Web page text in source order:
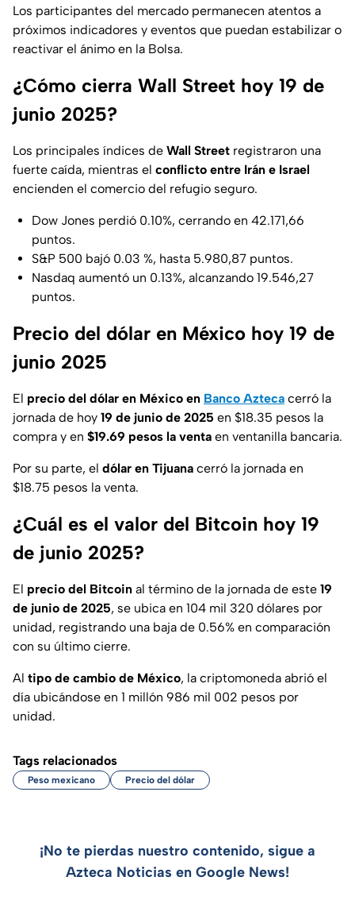
Los participantes del mercado permanecen atentos a
próximos indicadores y eventos que puedan estabilizar o
reactivar el ánimo en la Bolsa.
¿Cómo cierra Wall Street hoy 19 de
junio 2025?
Los principales índices de Wall Street registraron una
fuerte caída, mientras el conflicto entre Irán e Israel
encienden el comercio del refugio seguro.
Dow Jones perdió 0.10%, cerrando en 42.171,66
puntos.
S&P 500 bajó 0.03 %, hasta 5.980,87 puntos.
Nasdaq aumentó un 0.13%, alcanzando 19.546,27
puntos.
Precio del dólar en México hoy 19 de
junio 2025
El precio del dólar en México en Banco Azteca cerró la
jornada de hoy 19 de junio de 2025 en $18.35 pesos la
compra y en $19.69 pesos la venta en ventanilla bancaria.
Por su parte, el dólar en Tijuana cerró la jornada en
$18.75 pesos la venta.
¿Cuál es el valor del Bitcoin hoy 19
de junio 2025?
El precio del Bitcoin al término de la jornada de este 19
de junio de 2025, se ubica en 104 mil 320 dólares por
unidad, registrando una baja de 0.56% en comparación
con su último cierre.
Al tipo de cambio de México, la criptomoneda abrió el
día ubicándose en 1 millón 986 mil 002 pesos por
unidad.
Tags relacionados
Peso mexicano Precio del dólar
¡No te pierdas nuestro contenido, sigue a
Azteca Noticias en Google News!